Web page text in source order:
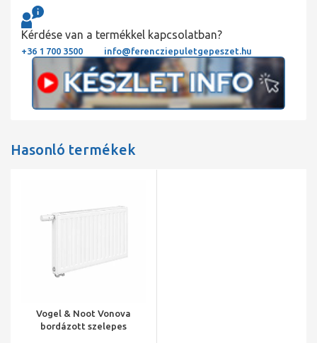
Kérdése van a termékkel kapcsolatban?
+36 1 700 3500 info@ferencziepuletgepeszet.hu
Hasonló termékek
Vogel & Noot Vonova
bordázott szelepes